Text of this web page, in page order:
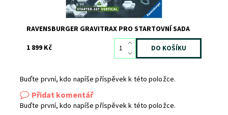
RAVENSBURGER GRAVITRAX PRO STARTOVNÍ SADA
1 899 Kč
Buďte první, kdo napíše příspěvek k této položce.
Přidat komentář
Buďte první, kdo napíše příspěvek k této položce.